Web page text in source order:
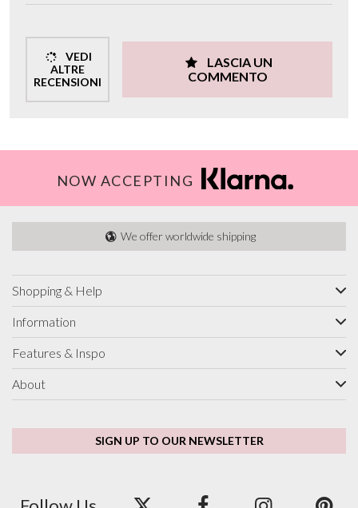
VEDI
ALTRE
RECENSIONI
LASCIA UN
COMMENTO
NOW ACCEPTING
We offer worldwide shipping
Shopping & Help
Information
Features & Inspo
About
SIGN UP TO OUR NEWSLETTER